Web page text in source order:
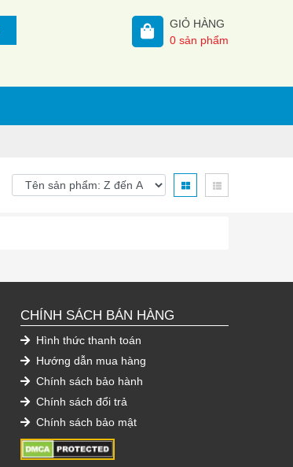
GIỎ HÀNG
0 sản phẩm
CHÍNH SÁCH BÁN HÀNG
Hình thức thanh toán
Hướng dẫn mua hàng
Chính sách bảo hành
Chính sách đổi trả
Chính sách bảo mật